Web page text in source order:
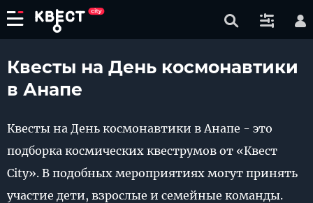
Квесты на День космонавтики
в Анапе
Квесты на День космонавтики в Анапе - это
подборка космических квеструмов от «Квест
City». В подобных мероприятиях могут принять
участие дети, взрослые и семейные команды.